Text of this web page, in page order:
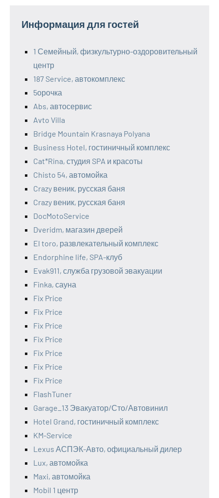
Информация для гостей
1 Семейный, физкультурно-оздоровительный
центр
187 Service, автокомплекс
5орочка
Abs, автосервис
Avto Villa
Bridge Mountain Krasnaya Polyana
Business Hotel, гостиничный комплекс
Cat*Rina, студия SPA и красоты
Chisto 54, автомойка
Crazy веник, русская баня
Crazy веник, русская баня
DocMotoService
Dveridm, магазин дверей
El toro, развлекательный комплекс
Endorphine life, SPA-клуб
Evak911, служба грузовой эвакуации
Finka, сауна
Fix Price
Fix Price
Fix Price
Fix Price
Fix Price
Fix Price
Fix Price
FlashTuner
Garage_13 Эвакуатор/Сто/Автовинил
Hotel Grand, гостиничный комплекс
KM-Service
Lexus АСПЭК-Авто, официальный дилер
Lux, автомойка
Maxi, автомойка
Mobil 1 центр